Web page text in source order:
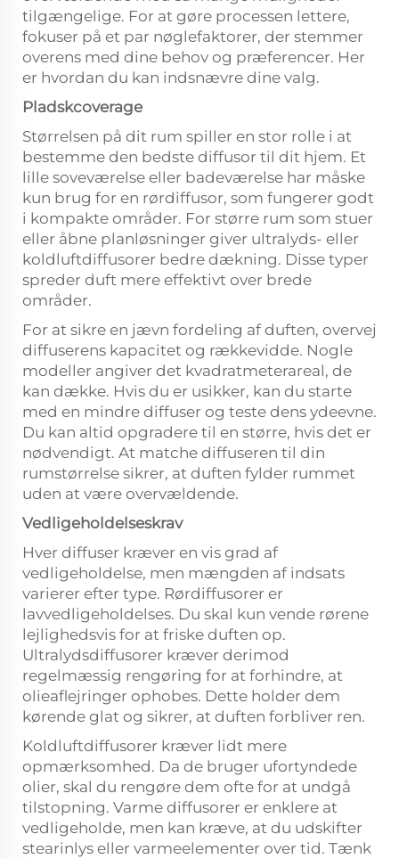
tilgængelige. For at gøre processen lettere,
fokuser på et par nøglefaktorer, der stemmer
overens med dine behov og præferencer. Her
er hvordan du kan indsnævre dine valg.
Pladskcoverage
Størrelsen på dit rum spiller en stor rolle i at
bestemme den bedste diffusor til dit hjem. Et
lille soveværelse eller badeværelse har måske
kun brug for en rørdiffusor, som fungerer godt
i kompakte områder. For større rum som stuer
eller åbne planløsninger giver ultralyds- eller
koldluftdiffusorer bedre dækning. Disse typer
spreder duft mere effektivt over brede
områder.
For at sikre en jævn fordeling af duften, overvej
diffuserens kapacitet og rækkevidde. Nogle
modeller angiver det kvadratmeterareal, de
kan dække. Hvis du er usikker, kan du starte
med en mindre diffuser og teste dens ydeevne.
Du kan altid opgradere til en større, hvis det er
nødvendigt. At matche diffuseren til din
rumstørrelse sikrer, at duften fylder rummet
uden at være overvældende.
Vedligeholdelseskrav
Hver diffuser kræver en vis grad af
vedligeholdelse, men mængden af indsats
varierer efter type. Rørdiffusorer er
lavvedligeholdelses. Du skal kun vende rørene
lejlighedsvis for at friske duften op.
Ultralydsdiffusorer kræver derimod
regelmæssig rengøring for at forhindre, at
olieaflejringer ophobes. Dette holder dem
kørende glat og sikrer, at duften forbliver ren.
Koldluftdiffusorer kræver lidt mere
opmærksomhed. Da de bruger ufortyndede
olier, skal du rengøre dem ofte for at undgå
tilstopning. Varme diffusorer er enklere at
vedligeholde, men kan kræve, at du udskifter
stearinlys eller varmeelementer over tid. Tænk